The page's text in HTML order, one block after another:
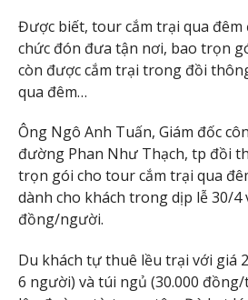
Được biết, tour cắm trại qua đêm
chức đón đưa tận nơi, bao trọn
còn được cắm trại trong đồi
qua đêm…
Ông Ngô Anh Tuấn, Giám đốc
đường Phan Như Thạch, tp đồi
trọn gói cho tour cắm trại qua
dành cho khách trong dịp lễ 30/4
đồng/người.
Du khách tự thuê lều trại với giá
6 người) và túi ngủ (30.000